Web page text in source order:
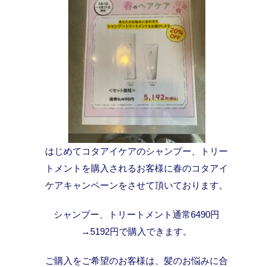
はじめてコタアイケアのシャンプー、トリー
トメントを購入されるお客様に春のコタアイ
ケアキャンペーンをさせて頂いております。
シャンプー、トリートメント通常6490円
→5192円で購入できます。
ご購入をご希望のお客様は、髪のお悩みに合